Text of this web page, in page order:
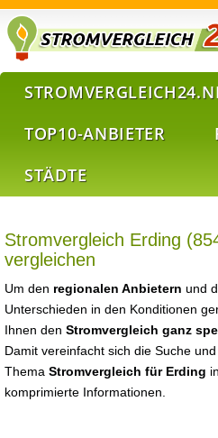
TOP10-ANBIETER
STÄDTE
Stromvergleich Erding
vergleichen
Um den regionalen Anbietern und
Unterschieden in den Konditionen
Ihnen den Stromvergleich ganz
Damit vereinfacht sich die Suche
Thema Stromvergleich für Erding
komprimierte Informationen.